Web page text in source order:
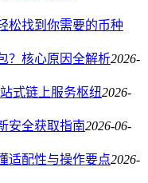
松找到你需要的币种
？核心原因全解析2026-
式链上服务枢纽2026-
安全获取指南2026-06-
适配性与操作要点2026-